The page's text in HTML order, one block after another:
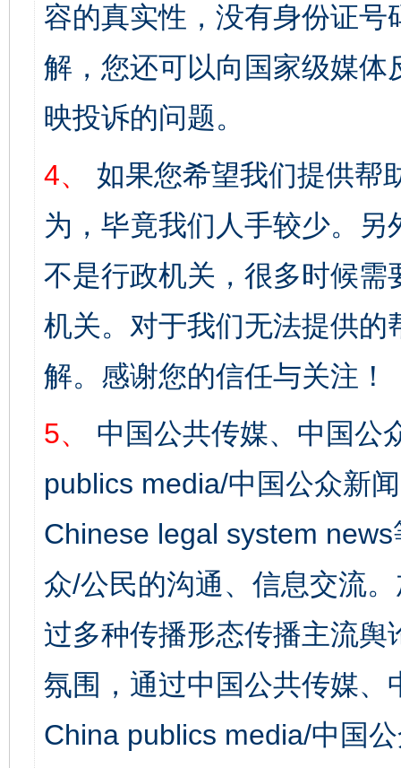
容的真实性，没有身份证
解，您还可以向国家级媒
映投诉的问题。
4、
如果您希望我们提供帮
为，毕竟我们人手较少。
不是行政机关，很多时候
机关。对于我们无法提供
解。感谢您的信任与关注！
5、
中国公共传媒、中国公
publics media/中国公众新
Chinese legal system
众/公民的沟通、信息交流
过多种传播形态传播主流
氛围，通过中国公共传媒
China publics media/中国